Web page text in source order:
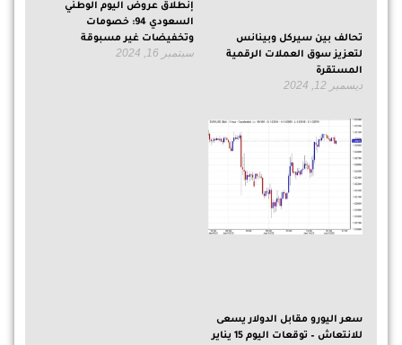
تحالف بين سيركل وبينانس
لتعزيز سوق العملات الرقمية
المستقرة
ديسمبر 12, 2024
إنطلاق عروض اليوم الوطني
السعودي 94: خصومات
وتخفيضات غير مسبوقة
سبتمبر 16, 2024
سعر اليورو مقابل الدولار يسعى
للانتعاش – توقعات اليوم 15 يناير